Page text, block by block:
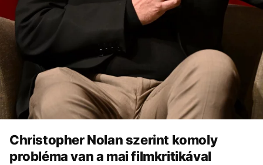
Christopher Nolan szerint komoly
probléma van a mai filmkritikával